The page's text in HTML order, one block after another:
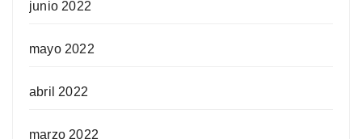
junio 2022
mayo 2022
abril 2022
marzo 2022